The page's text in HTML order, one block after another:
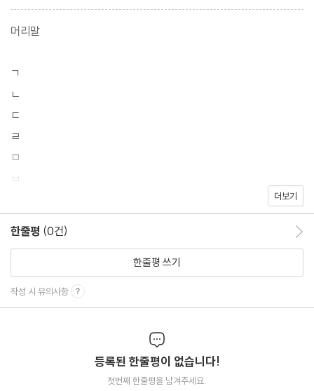
머리말
ㄱ
ㄴ
ㄷ
ㄹ
ㅁ
ㅂ
ㅌ
더보기
한줄평 (0건)
한줄평 쓰기
작성 시 유의사항
등록된 한줄평이 없습니다!
첫번째 한줄평을 남겨주세요.